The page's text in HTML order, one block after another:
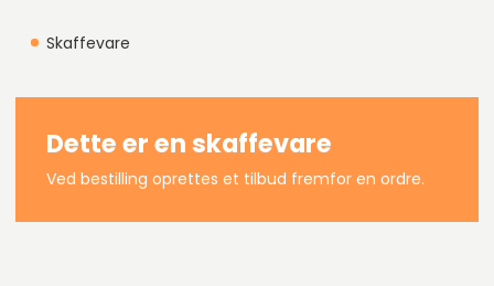
Skaffevare
Dette er en skaffevare
Ved bestilling oprettes et tilbud fremfor en ordre.